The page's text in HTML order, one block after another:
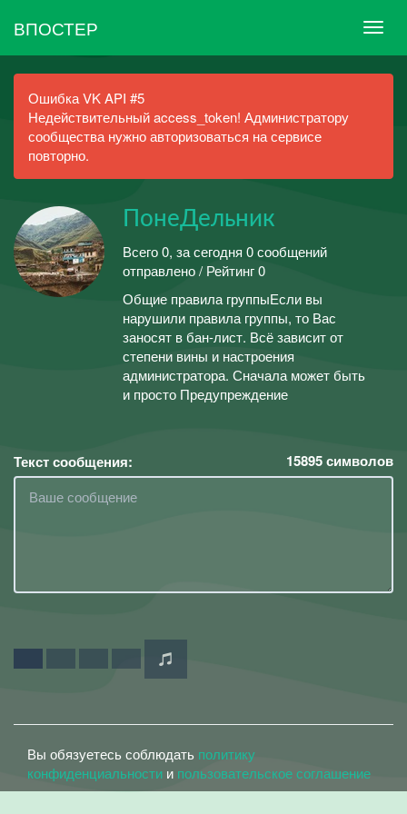
ВПОСТЕР
Ошибка VK API #5
Недействительный access_token! Администратору
сообщества нужно авторизоваться на сервисе
повторно.
ПонеДельник
Всего 0, за сегодня 0 сообщений
отправлено / Рейтинг 0
Общие правила группыЕсли вы
нарушили правила группы, то Вас
заносят в бан-лист. Всё зависит от
степени вины и настроения
администратора. Сначала может быть
и просто Предупреждение
Текст сообщения: 15895символов
Вы обязуетесь соблюдать политику
конфиденциальности и пользовательское соглашение